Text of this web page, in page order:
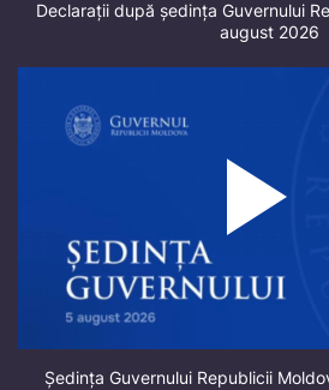
Declarații după ședința Guvernului
august 2026
Ședința Guvernului Republicii